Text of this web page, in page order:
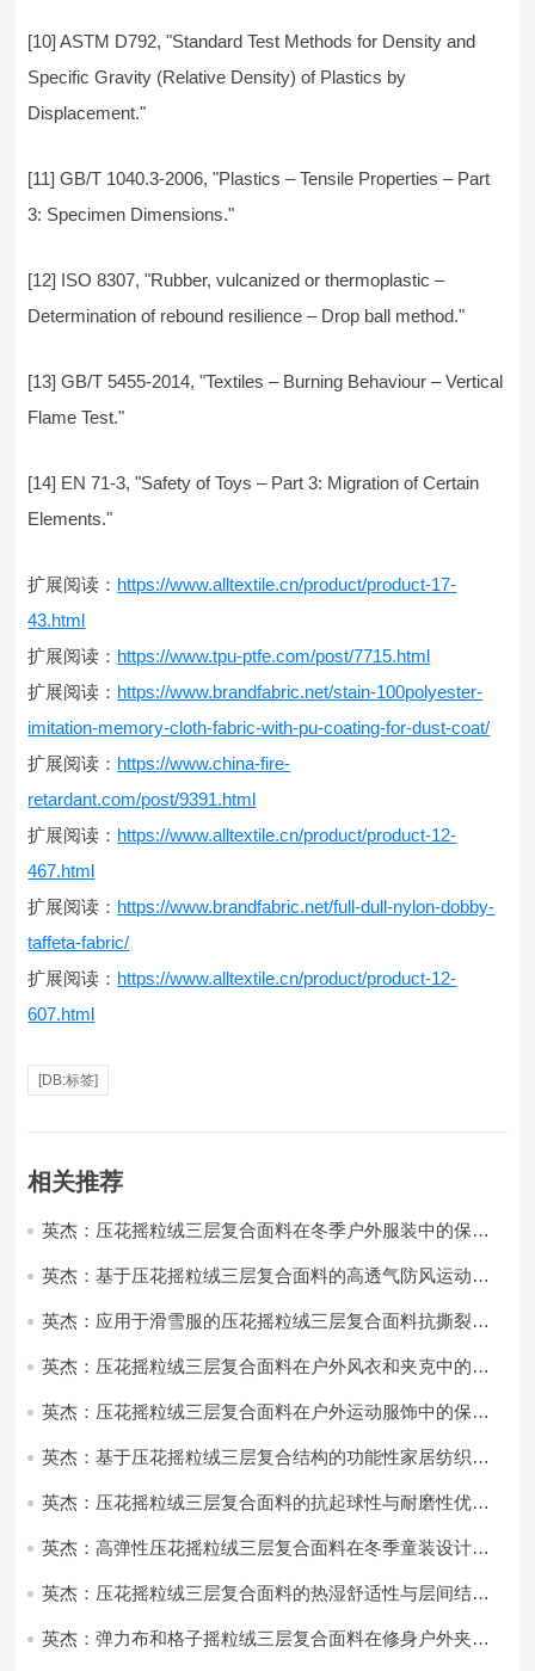
[10] ASTM D792, "Standard Test Methods for Density and
Specific Gravity (Relative Density) of Plastics by
Displacement."
[11] GB/T 1040.3-2006, "Plastics – Tensile Properties – Part
3: Specimen Dimensions."
[12] ISO 8307, "Rubber, vulcanized or thermoplastic –
Determination of rebound resilience – Drop ball method."
[13] GB/T 5455-2014, "Textiles – Burning Behaviour – Vertical
Flame Test."
[14] EN 71-3, "Safety of Toys – Part 3: Migration of Certain
Elements."
扩展阅读： https://www.alltextile.cn/product/product-17-
43.html
扩展阅读： https://www.tpu-ptfe.com/post/7715.html
扩展阅读： https://www.brandfabric.net/stain-100polyester-
imitation-memory-cloth-fabric-with-pu-coating-for-dust-coat/
扩展阅读： https://www.china-fire-
retardant.com/post/9391.html
扩展阅读： https://www.alltextile.cn/product/product-12-
467.html
扩展阅读： https://www.brandfabric.net/full-dull-nylon-dobby-
taffeta-fabric/
扩展阅读： https://www.alltextile.cn/product/product-12-
607.html
[DB:标签]
相关推荐
英杰：压花摇粒绒三层复合面料在冬季户外服装中的保暖
英杰：基于压花摇粒绒三层复合面料的高透气防风运动服
英杰：应用于滑雪服的压花摇粒绒三层复合面料抗撕裂与
英杰：压花摇粒绒三层复合面料在户外风衣和夹克中的应
英杰：压花摇粒绒三层复合面料在户外运动服饰中的保暖
英杰：基于压花摇粒绒三层复合结构的功能性家居纺织品
英杰：压花摇粒绒三层复合面料的抗起球性与耐磨性优化
英杰：高弹性压花摇粒绒三层复合面料在冬季童装设计中
英杰：压花摇粒绒三层复合面料的热湿舒适性与层间结合
英杰：弹力布和格子摇粒绒三层复合面料在修身户外夹克